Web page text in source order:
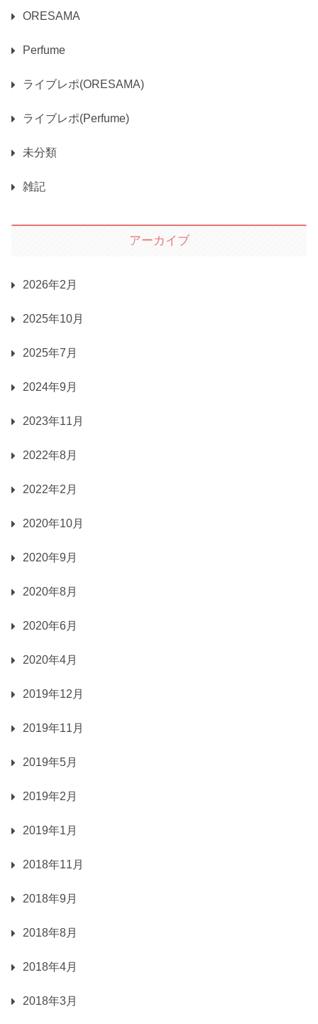
ORESAMA
Perfume
ライブレポ(ORESAMA)
ライブレポ(Perfume)
未分類
雑記
アーカイブ
2026年2月
2025年10月
2025年7月
2024年9月
2023年11月
2022年8月
2022年2月
2020年10月
2020年9月
2020年8月
2020年6月
2020年4月
2019年12月
2019年11月
2019年5月
2019年2月
2019年1月
2018年11月
2018年9月
2018年8月
2018年4月
2018年3月